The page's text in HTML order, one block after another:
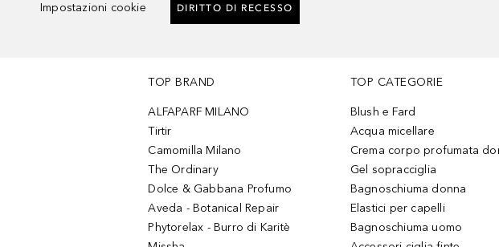
Impostazioni cookie
DIRITTO DI RECESSO
TOP BRAND
ALFAPARF MILANO
Tirtir
Camomilla Milano
The Ordinary
Dolce & Gabbana Profumo
Aveda - Botanical Repair
Phytorelax - Burro di Karitè
TOP CATEGORIE
Blush e Fard
Acqua micellare
Crema corpo profumata
Gel sopracciglia
Bagnoschiuma donna
Elastici per capelli
Bagnoschiuma uomo